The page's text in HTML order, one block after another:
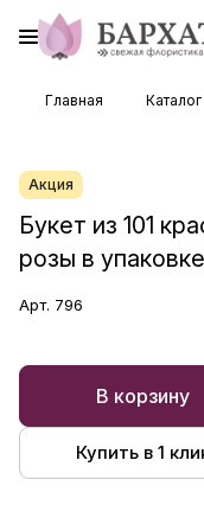
Главная Каталог
Акция
Букет из 101
розы в упаковке
Арт. 796
В корзину
Купить в 1